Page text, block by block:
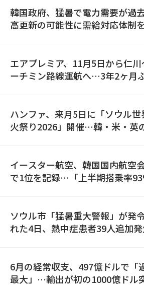
韓国政府、猛暑で電力需要が過
高更新の可能性に需給対応体制
エアプレミア、11月5日から仁川
ーチミン路線運航へ…3年2ヶ月
ハンファ、来月5日に「ソウル世
火祭り2026」開催…韓・米・英
イースター航空、韓国国内航空
で1位を記録…「上半期搭乗率
ソウル市「猛暑重大警報」が発
れた4日、熱中症患者39人追加
6月の経常収支、497億ドルで「
最大」…輸出が初の1000億ドル